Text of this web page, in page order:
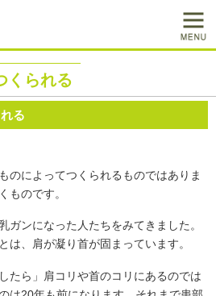
くられる
る
のによってつくられるものではありま
ものです。
ガンになった人たちをみてきました。
は、肩が凝り首が固まっています。
たら」肩コリや首のコリにあるのでは